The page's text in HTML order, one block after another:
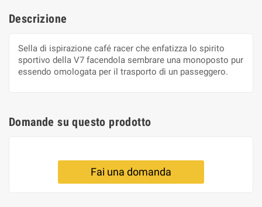
Descrizione
Sella di ispirazione café racer che enfatizza lo spirito
sportivo della V7 facendola sembrare una monoposto pur
essendo omologata per il trasporto di un passeggero.
Domande su questo prodotto
Fai una domanda